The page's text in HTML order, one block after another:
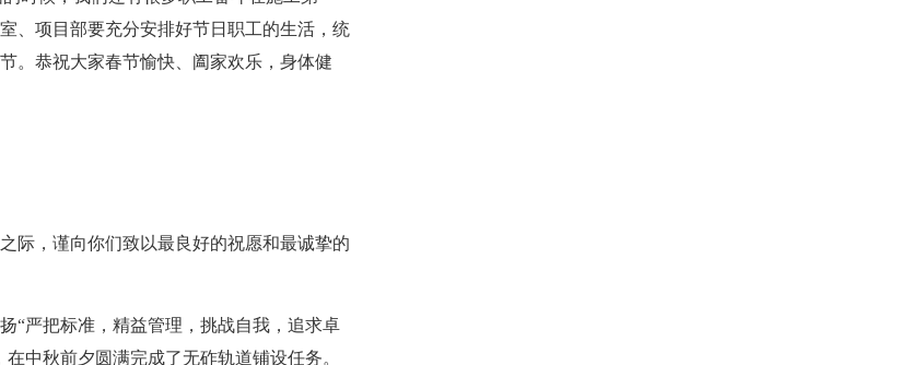
、项目部要充分安排好节日职工的生活，统
。恭祝大家春节愉快、阖家欢乐，身体健
，谨向你们致以最良好的祝愿和最诚挚的
“严把标准，精益管理，挑战自我，追求卓
中秋前夕圆满完成了无砟轨道铺设任务。